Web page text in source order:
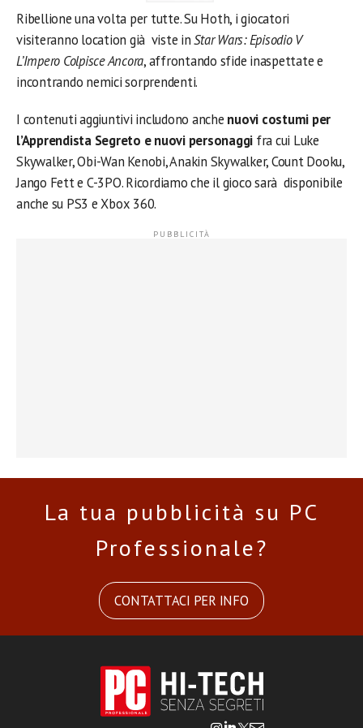
Ribellione una volta per tutte. Su Hoth, i giocatori
visiteranno location già viste inStar Wars: Episodio V
L’Impero Colpisce Ancora, affrontando sfide inaspettate e
incontrando nemici sorprendenti.
I contenuti aggiuntivi includono anche nuovi costumi per
l’Apprendista Segreto e nuovi personaggi fra cui Luke
Skywalker, Obi-Wan Kenobi, Anakin Skywalker, Count Dooku,
Jango Fett e C-3PO. Ricordiamo che il gioco sarà disponibile
anche su PS3 e Xbox 360.
La tua pubblicità su PC
Professionale?
CONTATTACI PER INFO